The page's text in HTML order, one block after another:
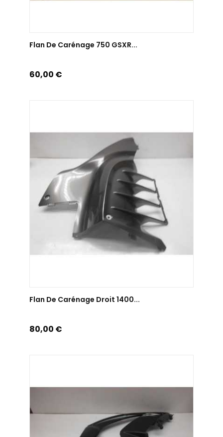
Flan De Carénage 750 GSXR...
Prix
60,00 €
Flan De Carénage Droit 1400...
Prix
80,00 €